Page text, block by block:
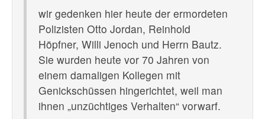
wir gedenken hier heute der ermordeten
Polizisten Otto Jordan, Reinhold
Höpfner, Willi Jenoch und Herrn Bautz.
Sie wurden heute vor 70 Jahren von
einem damaligen Kollegen mit
Genickschüssen hingerichtet, weil man
ihnen „unzüchtiges Verhalten“ vorwarf.